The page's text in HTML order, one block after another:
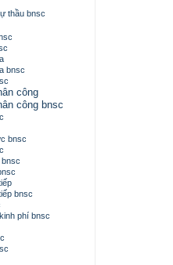
thầu bnsc
bnsc
công
công bnsc
bnsc
bnsc
bnsc
phí bnsc